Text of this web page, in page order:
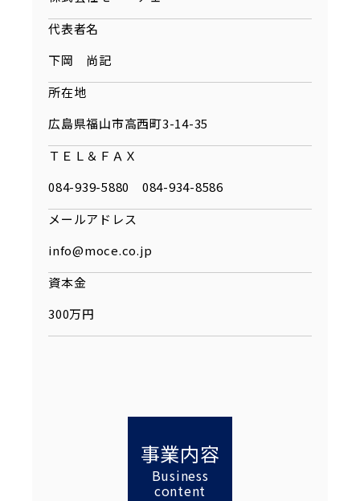
代表者名
下岡 尚記
所在地
広島県福山市高西町3-14-35
ＴＥＬ＆ＦＡＸ
084-939-5880
084-934-8586
メールアドレス
info@moce.co.jp
資本金
300万円
事業内容
Business
content